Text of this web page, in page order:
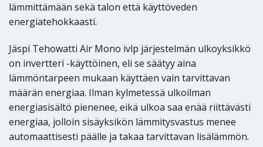
lämmittämään sekä talon että käyttöveden
energiatehokkaasti.
Jäspi Tehowatti Air Mono ivlp järjestelmän ulkoyksikkö
on invertteri -käyttöinen, eli se säätyy aina
lämmöntarpeen mukaan käyttäen vain tarvittavan
määrän energiaa. Ilman kylmetessä ulkoilman
energiasisältö pienenee, eikä ulkoa saa enää riittävästi
energiaa, jolloin sisäyksikön lämmitysvastus menee
automaattisesti päälle ja takaa tarvittavan lisälämmön.